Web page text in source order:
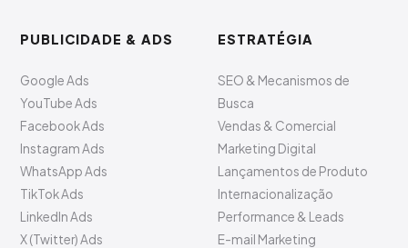
PUBLICIDADE & ADS
Google Ads
YouTube Ads
Facebook Ads
Instagram Ads
WhatsApp Ads
TikTok Ads
LinkedIn Ads
X (Twitter) Ads
ESTRATÉGIA
SEO & Mecanismos de
Busca
Vendas & Comercial
Marketing Digital
Lançamentos de Produto
Internacionalização
Performance & Leads
E-mail Marketing